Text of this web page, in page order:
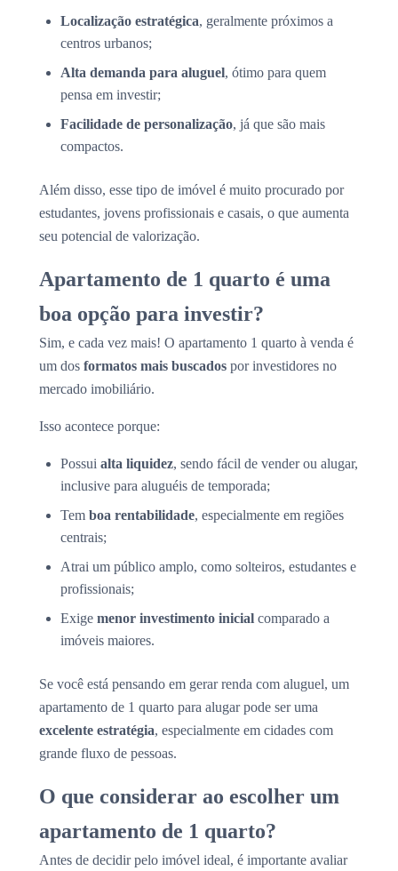
Localização estratégica, geralmente próximos a
centros urbanos;
Alta demanda para aluguel, ótimo para quem
pensa em investir;
Facilidade de personalização, já que são mais
compactos.
Além disso, esse tipo de imóvel é muito procurado por
estudantes, jovens profissionais e casais, o que aumenta
seu potencial de valorização.
Apartamento de 1 quarto é uma
boa opção para investir?
Sim, e cada vez mais! O apartamento 1 quarto à venda é
um dos formatos mais buscados por investidores no
mercado imobiliário.
Isso acontece porque:
Possui alta liquidez, sendo fácil de vender ou alugar,
inclusive para aluguéis de temporada;
Tem boa rentabilidade, especialmente em regiões
centrais;
Atrai um público amplo, como solteiros, estudantes e
profissionais;
Exige menor investimento inicial comparado a
imóveis maiores.
Se você está pensando em gerar renda com aluguel, um
apartamento de 1 quarto para alugar pode ser uma
excelente estratégia, especialmente em cidades com
grande fluxo de pessoas.
O que considerar ao escolher um
apartamento de 1 quarto?
Antes de decidir pelo imóvel ideal, é importante avaliar